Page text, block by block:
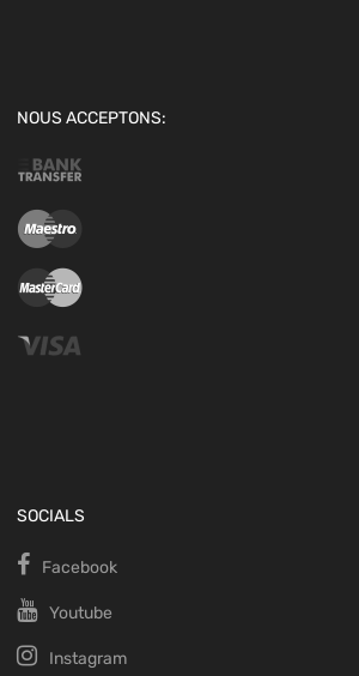
NOUS ACCEPTONS:
SOCIALS
Facebook
Youtube
Instagram